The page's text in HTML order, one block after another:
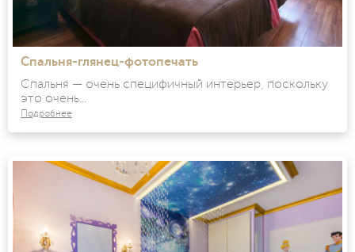
Спальня-глянец-фотопечать
Спальня — очень специфичный интерьер, поскольку
это очень...
Подробнее